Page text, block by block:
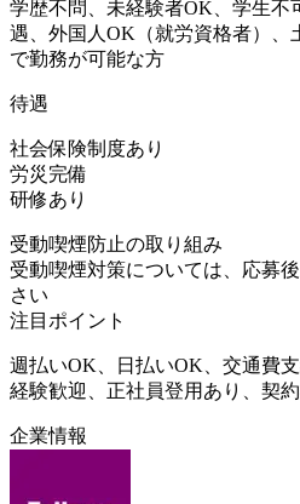
学歴不問、未経験者OK、学生不
遇、外国人OK（就労資格者）、
で勤務が可能な方
待遇
社会保険制度あり
労災完備
研修あり
受動喫煙防止の取り組み
受動喫煙対策については、応募
さい
注目ポイント
週払いOK、日払いOK、交通費
経験歓迎、正社員登用あり、契
企業情報